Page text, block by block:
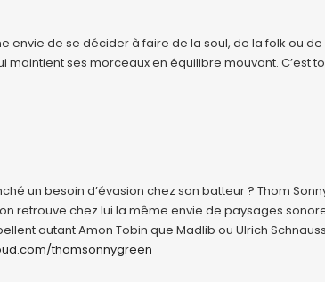
envie de se décider à faire de la soul, de la folk ou
maintient ses morceaux en équilibre mouvant. C’est
un besoin d’évasion chez son batteur ? Thom
retrouve chez lui la même envie de paysages
autant Amon Tobin que Madlib ou Ulrich
thomsonnygreen